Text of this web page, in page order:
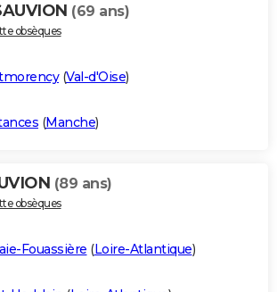
(69 ans)
obsèques
(Val-d'Oise)
(Manche)
(89 ans)
obsèques
Fouassière (Loire-Atlantique)